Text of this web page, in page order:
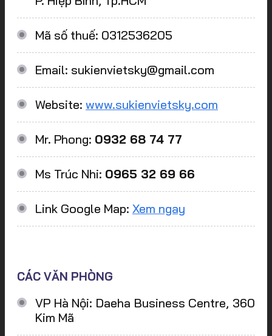
Mã số thuế: 0312536205
Email: sukienvietsky@gmail.com
Website: www.sukienvietsky.com
Mr. Phong: 0932 68 74 77
Ms Trúc Nhi: 0965 32 69 66
Link Google Map: Xem ngay
CÁC VĂN PHÒNG
VP Hà Nội: Daeha Business Centre, 360
Kim Mã